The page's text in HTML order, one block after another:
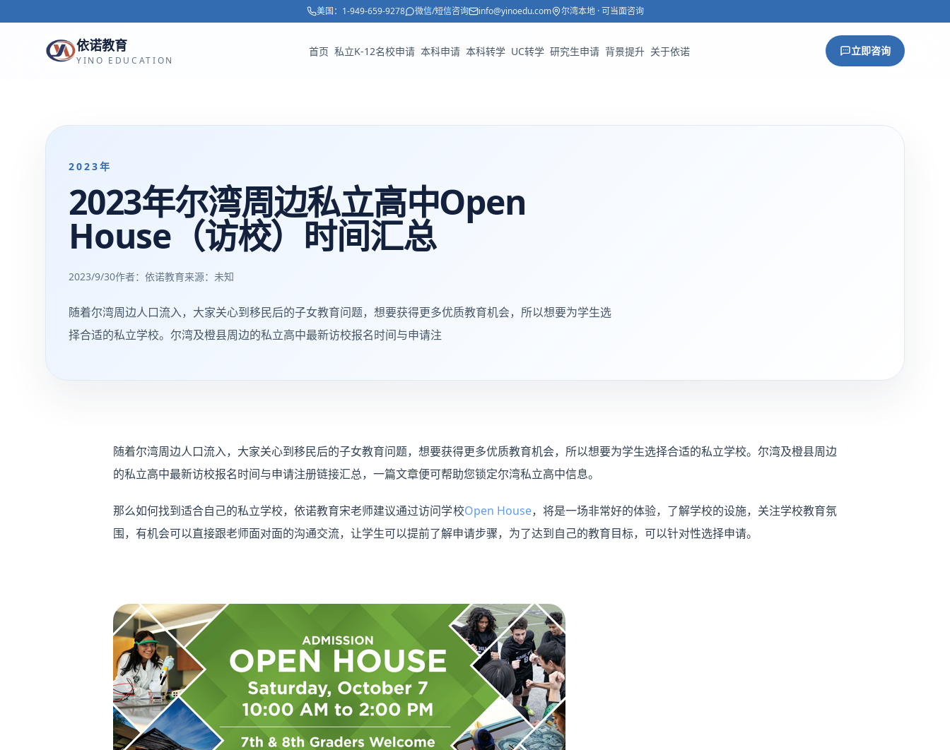
跳转到主要内容
美国： 1-949-659-9278 微信/短信咨询 info@yinoedu.com 尔湾本地 · 可当面咨询
依诺教育
YINO EDUCATION
首页 私立K-12名校申请 本科申请 本科转学 UC转学 研究生申请 背景提升 关于依诺 立即咨询
2023年
2023年尔湾周边私立高中Open
House（访校）时间汇总
2023/9/30作者：依诺教育来源： 未知
随着尔湾周边人口流入，大家关心到移民后的子女教育问题，想要获得更多优质教育机会，所以想要为学生选
择合适的私立学校。尔湾及橙县周边的私立高中最新访校报名时间与申请注
随着尔湾周边人口流入，大家关心到移民后的子女教育问题，想要获得更多优质教育机会，所以想要为学生选择合适的私立学校。尔湾及橙县周边
的私立高中最新访校报名时间与申请注册链接汇总，一篇文章便可帮助您锁定尔湾私立高中信息。
那么如何找到适合自己的私立学校，依诺教育宋老师建议通过访问学校Open House，将是一场非常好的体验，了解学校的设施，关注学校教育氛
围，有机会可以直接跟老师面对面的沟通交流，让学生可以提前了解申请步骤，为了达到自己的教育目标，可以针对性选择申请。